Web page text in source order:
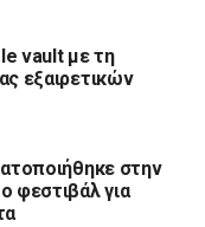
vault με τη
εξαιρετικών
στην
φεστιβάλ για